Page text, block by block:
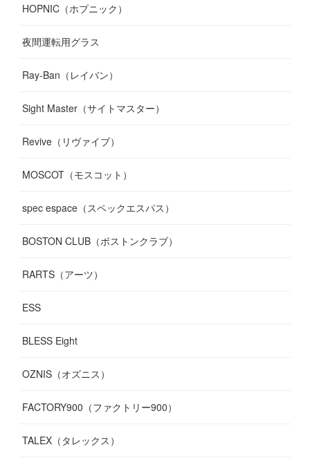
HOPNIC（ホプニック）
夜間運転用グラス
Ray-Ban（レイバン）
Sight Master（サイトマスター）
Revive（リヴァイブ）
MOSCOT（モスコット）
spec espace（スペックエスパス）
BOSTON CLUB（ボストンクラブ）
RARTS（アーツ）
ESS
BLESS Eight
OZNIS（オズニス）
FACTORY900（ファクトリー900）
TALEX（タレックス）